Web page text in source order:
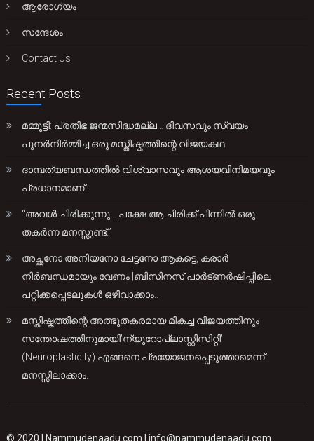
ആരോഗ്യം
സന്ദേശം
Contact Us
Recent Posts
മമ്മൂട്ടി: പ്രതിഭ ജന്മസിദ്ധമല്ല… ദിവസവും സ്വയം
പുനർനിർമ്മിച്ച ഒരു മസ്തിഷ്കത്തിന്റെ വിജയകഥ
ദാമ്പത്യബന്ധത്തിൽ വിശ്വാസവും ആശയവിനിമയവും
പ്രധാനമാണ്.
“അവൾ ചിരിക്കുന്നു… പക്ഷേ ആ ചിരിക്ക് പിന്നിൽ ഒരു
തകർന്ന മനസ്സുണ്ട്.”
അച്ഛനോ അനിയനോ ചേട്ടനോ ആകട്ടെ, കരാർ
നിർബന്ധമായും വേണം |ബിസിനസ് പാർട്ണർഷിപ്പിലെ
പറ്റിക്കപ്പെടലുകൾ ഒഴിവാക്കാം..
മസ്തിഷ്കത്തിന്റെ അത്ഭുതകരമായ മികച്ച വിജയത്തിനും
സന്തോഷത്തിനുമായി’ന്യൂറോപ്ലാസ്റ്റിസിറ്റി’
(Neuroplasticity):എങ്ങനെ പ്രയോജനപ്പെടുത്താമെന്ന്
മനസ്സിലാക്കാം.
© 2020 | Nammudenaadu.com |info@nammudenaadu.com